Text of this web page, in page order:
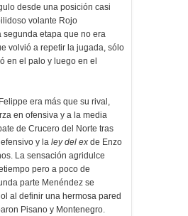
desde una posición casi
volante Rojo
segunda etapa que no era
volvió a repetir la jugada, sólo
en el palo y luego en el
era más que su rival,
en ofensiva y a la media
de Crucero del Norte tras
y la ley del ex de Enzo
La sensación agridulce
pero a poco de
parte Menéndez se
al definir una hermosa pared
Pisano y Montenegro.